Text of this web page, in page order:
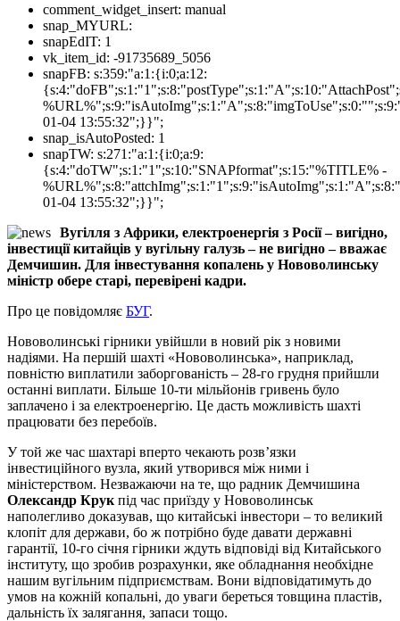
comment_widget_insert: manual
snap_MYURL:
snapEdIT: 1
vk_item_id: -91735689_5056
snapFB: s:359:"a:1:{i:0;a:12:
01-04 13:55:32";}}";
snap_isAutoPosted: 1
snapTW: s:271:"a:1:{i:0;a:9:
{s:4:"doTW";s:1:"1";s:10:"SNAPformat";s:15:"%TITLE% -
01-04 13:55:32";}}";
Вугілля з Африки, електроенергія з Росії – вигідно,
інвестиції китайців у вугільну галузь – не вигідно – вважає
Демчишин. Для інвестування копалень у Нововолинську
міністр обере старі, перевірені кадри.
Про це повідомляє БУГ.
Нововолинські гірники увійшли в новий рік з новими
надіями. На першій шахті «Нововолинська», наприклад,
повністю виплатили заборгованість – 28-го грудня прийшли
останні виплати. Більше 10-ти мільйонів гривень було
заплачено і за електроенергію. Це дасть можливість шахті
працювати без перебоїв.
У той же час шахтарі вперто чекають розв’язки
інвестиційного вузла, який утворився між ними і
міністерством. Незважаючи на те, що радник Демчишина
Олександр Крук під час приїзду у Нововолинськ
наполегливо доказував, що китайські інвестори – то великий
клопіт для держави, бо ж потрібно буде давати державні
гарантії, 10-го січня гірники ждуть відповіді від Китайського
інституту, що зробив розрахунки, яке обладнання необхідне
нашим вугільним підприємствам. Вони відповідатимуть до
умов на кожній копальні, до уваги береться товщина пластів,
дальність їх залягання, запаси тощо.